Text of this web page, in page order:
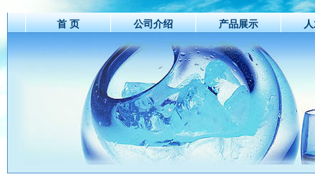
首 页 公司介绍 产品展示